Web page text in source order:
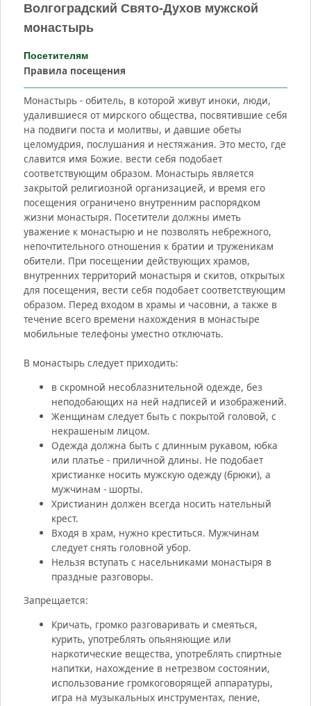
Волгоградский Свято-Духов мужской
монастырь
Посетителям
Правила посещения
Монастырь - обитель, в которой живут иноки, люди,
удалившиеся от мирского общества, посвятившие себя
на подвиги поста и молитвы, и давшие обеты
целомудрия, послушания и нестяжания. Это место, где
славится имя Божие. вести себя подобает
соответствующим образом. Монастырь является
закрытой религиозной организацией, и время его
посещения ограничено внутренним распорядком
жизни монастыря. Посетители должны иметь
уважение к монастырю и не позволять небрежного,
непочтительного отношения к братии и труженикам
обители. При посещении действующих храмов,
внутренних территорий монастыря и скитов, открытых
для посещения, вести себя подобает соответствующим
образом. Перед входом в храмы и часовни, а также в
течение всего времени нахождения в монастыре
мобильные телефоны уместно отключать.
В монастырь следует приходить:
в скромной несоблазнительной одежде, без
неподобающих на ней надписей и изображений.
Женщинам следует быть с покрытой головой, с
некрашеным лицом.
Одежда должна быть с длинным рукавом, юбка
или платье - приличной длины. Не подобает
христианке носить мужскую одежду (брюки), а
мужчинам - шорты.
Христианин должен всегда носить нательный
крест.
Входя в храм, нужно креститься. Мужчинам
следует снять головной убор.
Нельзя вступать с насельниками монастыря в
праздные разговоры.
Запрещается:
Кричать, громко разговаривать и смеяться,
курить, употреблять опьяняющие или
наркотические вещества, употреблять спиртные
напитки, нахождение в нетрезвом состоянии,
использование громкоговорящей аппаратуры,
игра на музыкальных инструментах, пение,